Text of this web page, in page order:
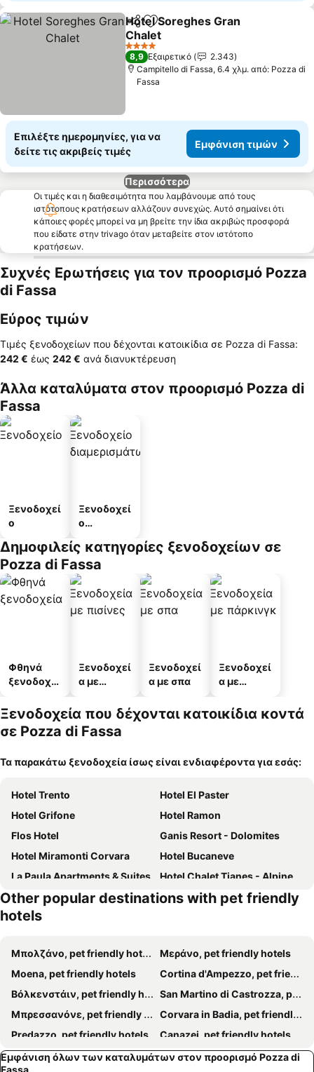
Κοινοποίηση
Προσθήκη στα αγαπημένα
Hotel Soreghes Gran
Chalet
Εμφάνιση τιμών
4 Αστέρια
8,9 Εξαιρετικό
2.343
Campitello di Fassa, 6.4 χλμ. από: Pozza di
Fassa
Επιλέξτε ημερομηνίες, για να
δείτε τις ακριβείς τιμές
Εμφάνιση τιμών
Περισσότερα
Οι τιμές και η διαθεσιμότητα που λαμβάνουμε από τους
ιστότοπους κρατήσεων αλλάζουν συνεχώς. Αυτό σημαίνει ότι
κάποιες φορές μπορεί να μη βρείτε την ίδια ακριβώς προσφορά
που είδατε στην trivago όταν μεταβείτε στον ιστότοπο
κρατήσεων.
Συχνές Ερωτήσεις για τον προορισμό Pozza
di Fassa
Εύρος τιμών
Τιμές ξενοδοχείων που δέχονται κατοικίδια σε Pozza di Fassa:
‎242 € έως ‎242 € ανά διανυκτέρευση
Άλλα καταλύματα στον προορισμό Pozza di
Fassa
Ξενοδοχεί
ο
Ξενοδοχεί
ο
άτων
Δημοφιλείς κατηγορίες ξενοδοχείων σε
Pozza di Fassa
Φθηνά
ξενοδοχεί
Ξενοδοχεί
α με
Ξενοδοχεί
α με σπα
Ξενοδοχεί
α με
Ξενοδοχεία που δέχονται κατοικίδια κοντά
σε Pozza di Fassa
Τα παρακάτω ξενοδοχεία ίσως είναι ενδιαφέροντα για εσάς:
Hotel Trento
Hotel El Paster
Hotel Grifone
Hotel Ramon
Flos Hotel
Ganis Resort - Dolomites
Hotel Miramonti Corvara
Hotel Bucaneve
La Paula Apartments & Suites
Hotel Chalet Tianes - Alpine Relax
Hotel San Giovanni
Hotel Fontana
Hotel El Laresh
Al Sole Clubresidence
Residence Engel
Albergo Antico
Park Hotel Sancelso
Hotel Casa Alpina - Alpin Haus
Hotel Touring Dolomites - Val Gardena
Alpstay - Smart Hotel Saslong
ArtHotel Anterleghes - Gardenahotels
Sunny Arabba Apartment
Diamant Spa Resort
Hotel Scoiattolo
Grifone Dolomiti Resort
Other popular destinations with pet friendly
hotels
Μπολζάνο, pet friendly hotels
Μεράνο, pet friendly hotels
Moena, pet friendly hotels
Cortina d'Ampezzo, pet friendly hotels
Βόλκενστάιν, pet friendly hotels
San Martino di Castrozza, pet friendly hotels
Μπρεσσανόνε, pet friendly hotels
Corvara in Badia, pet friendly hotels
Predazzo, pet friendly hotels
Canazei, pet friendly hotels
Schenna, pet friendly hotels
Kastelruth, pet friendly hotels
Εμφάνιση όλων των καταλυμάτων στον προορισμό Pozza di
Fassa